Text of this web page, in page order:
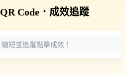
QR Code． 成效追蹤